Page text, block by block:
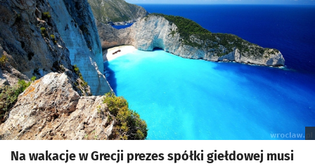
Na wakacje w Grecji prezes spółki giełdowej musi